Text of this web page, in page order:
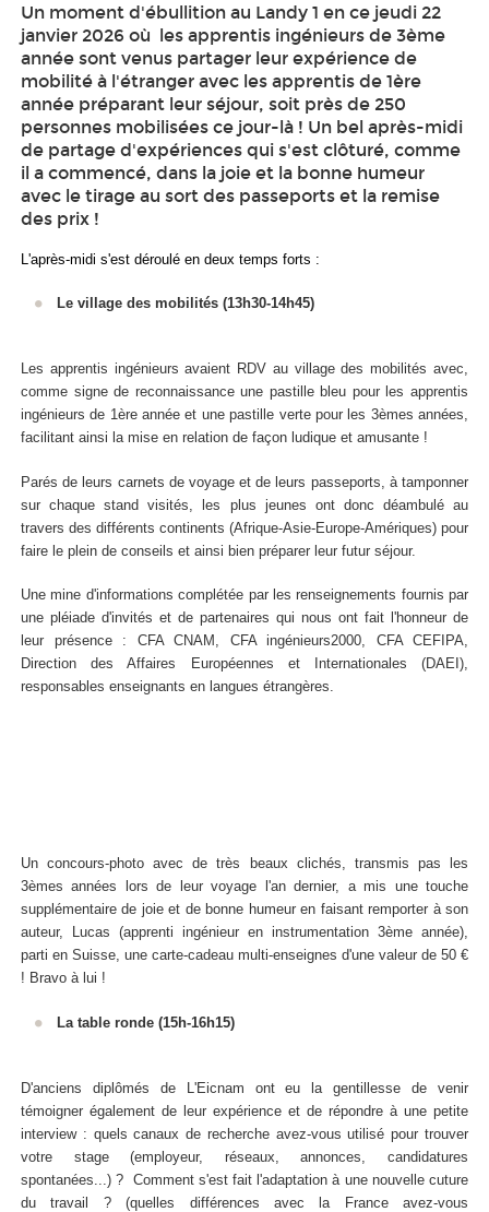
Un moment d'ébullition au Landy 1 en ce jeudi 22
janvier 2026 où les apprentis ingénieurs de 3ème
année sont venus partager leur expérience de
mobilité à l'étranger avec les apprentis de 1ère
année préparant leur séjour, soit près de 250
personnes mobilisées ce jour-là ! Un bel après-midi
de partage d'expériences qui s'est clôturé, comme
il a commencé, dans la joie et la bonne humeur
avec le tirage au sort des passeports et la remise
des prix !
L'après-midi s'est déroulé en deux temps forts :
Le village des mobilités (13h30-14h45)
Les apprentis ingénieurs avaient RDV au village des mobilités avec,
comme signe de reconnaissance une pastille bleu pour les apprentis
ingénieurs de 1ère année et une pastille verte pour les 3èmes années,
facilitant ainsi la mise en relation de façon ludique et amusante !
Parés de leurs carnets de voyage et de leurs passeports, à tamponner
sur chaque stand visités, les plus jeunes ont donc déambulé au
travers des différents continents (Afrique-Asie-Europe-Amériques) pour
faire le plein de conseils et ainsi bien préparer leur futur séjour.
Une mine d'informations complétée par les renseignements fournis par
une pléiade d'invités et de partenaires qui nous ont fait l'honneur de
leur présence : CFA CNAM, CFA ingénieurs2000, CFA CEFIPA,
Direction des Affaires Européennes et Internationales (DAEI),
responsables enseignants en langues étrangères.
Un concours-photo avec de très beaux clichés, transmis pas les
3èmes années lors de leur voyage l'an dernier, a mis une touche
supplémentaire de joie et de bonne humeur en faisant remporter à son
auteur, Lucas (apprenti ingénieur en instrumentation 3ème année),
parti en Suisse, une carte-cadeau multi-enseignes d'une valeur de 50 €
! Bravo à lui !
La table ronde (15h-16h15)
D'anciens diplômés de L'Eicnam ont eu la gentillesse de venir
témoigner également de leur expérience et de répondre à une petite
interview : quels canaux de recherche avez-vous utilisé pour trouver
votre stage (employeur, réseaux, annonces, candidatures
spontanées...) ? Comment s'est fait l'adaptation à une nouvelle cuture
du travail ? (quelles différences avec la France avez-vous